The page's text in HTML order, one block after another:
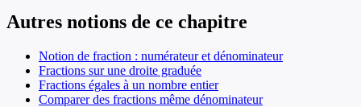
Autres notions de ce chapitre
Notion de fraction : numérateur et dénominateur
Fractions sur une droite graduée
Fractions égales à un nombre entier
Comparer des fractions même dénominateur